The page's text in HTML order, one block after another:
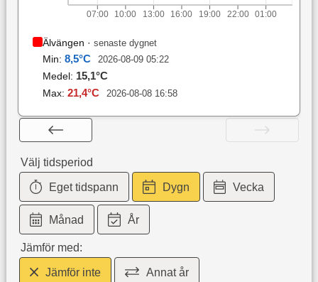
07:00 10:00 13:00 16:00 19:00 22:00 01:00
Älvängen · senaste dygnet
Min: 8,5°C 2026-08-09 05:22
Medel: 15,1°C
Max: 21,4°C 2026-08-08 16:58
Välj tidsperiod
Eget tidspann Dygn Vecka
Månad År
Jämför med:
Jämför inte Annat år